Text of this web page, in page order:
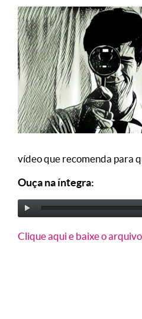
vídeo que recomenda para
Ouça na íntegra:
Clique aqui e baixe o arquivo